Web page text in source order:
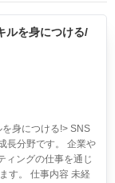
ルを身につける/
身につける!> SNS
長分野です。 企業や
ィングの仕事を通じ
す。 仕事内容 未経